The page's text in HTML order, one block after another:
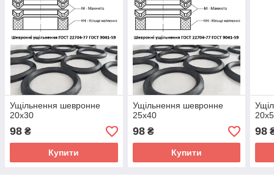
Ущільнення шевронне
20х30
98 ₴
Купити
Ущільнення шевронне
25х40
98₴
Купити
98